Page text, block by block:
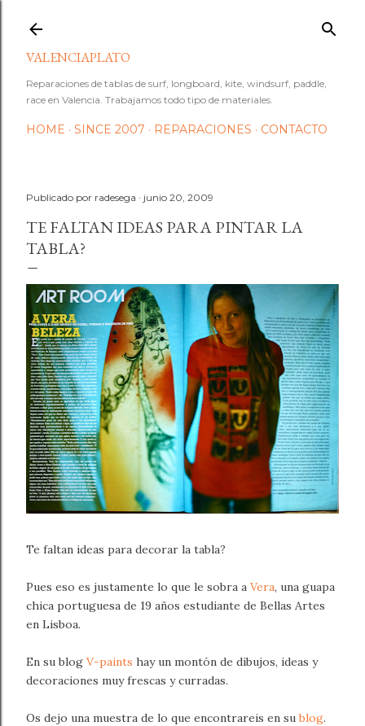
VALENCIAPLATO
Reparaciones de tablas de surf, longboard, kite, windsurf, paddle,
race en Valencia. Trabajamos todo tipo de materiales.
HOME SINCE 2007 REPARACIONES CONTACTO
Publicado por radesega junio 20, 2009
TE FALTAN IDEAS PARA PINTAR LA
TABLA?
Te faltan ideas para decorar la tabla?
Pues eso es justamente lo que le sobra a Vera, una guapa
chica portuguesa de 19 años estudiante de Bellas Artes
en Lisboa.
En su blog V-paints hay un montón de dibujos, ideas y
decoraciones muy frescas y curradas.
Os dejo una muestra de lo que encontrareis en sublog.